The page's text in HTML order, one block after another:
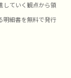
していく観点から領
明細書を無料で発行